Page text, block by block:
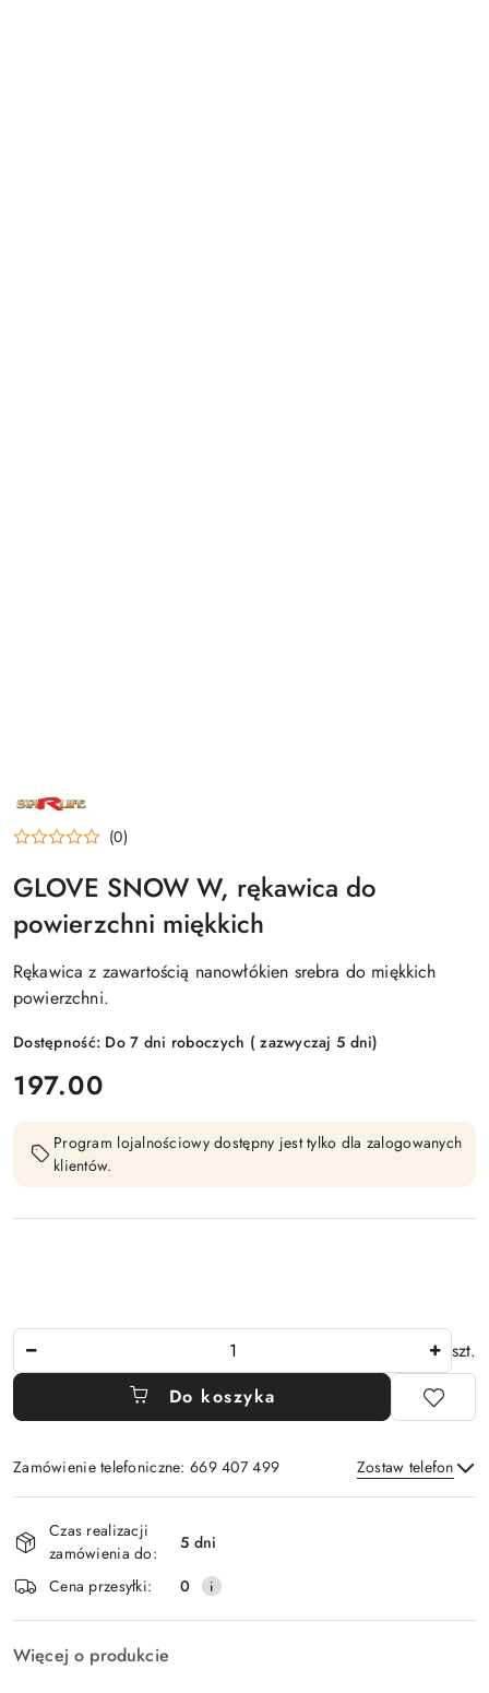
NAZWA
PRODUCENTA:
STARLIFE (0)
GLOVE SNOW W, rękawica do
powierzchni miękkich
Rękawica z zawartością nanowłókien srebra do miękkich
powierzchni.
Dostępność: Do 7 dni roboczych ( zazwyczaj 5 dni)
cena:
197.00
Program lojalnościowy dostępny jest tylko dla zalogowanych
klientów.
szt.
Do koszyka
Zamówienie telefoniczne: 669 407 499 Zostaw telefon
i
dostawa
Czas realizacji
zamówienia do:
5 dni
Cena przesyłki:
0
Więcej o produkcie